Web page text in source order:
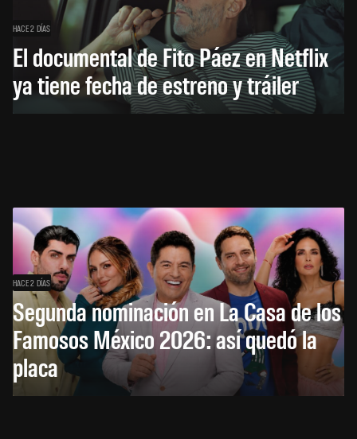
HACE 2 DÍAS
El documental de Fito Páez en Netflix
ya tiene fecha de estreno y tráiler
HACE 2 DÍAS
Segunda nominación en La Casa de los
Famosos México 2026: así quedó la
placa